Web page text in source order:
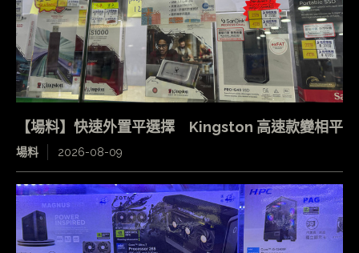
【場料】快速外置平選擇 Kingston 高速款變相平
場料 2026-08-09